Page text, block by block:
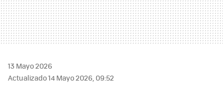
13 Mayo 2026
Actualizado 14 Mayo 2026, 09:52